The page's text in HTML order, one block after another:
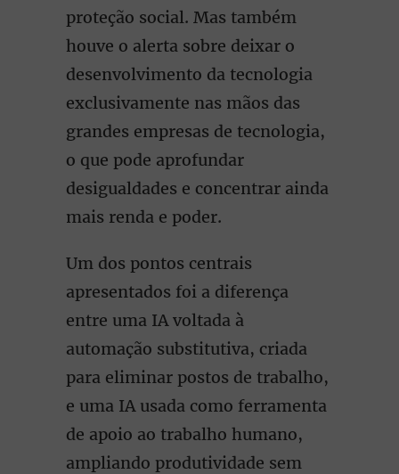
proteção social. Mas também
houve o alerta sobre deixar o
desenvolvimento da tecnologia
exclusivamente nas mãos das
grandes empresas de tecnologia,
o que pode aprofundar
desigualdades e concentrar ainda
mais renda e poder.
Um dos pontos centrais
apresentados foi a diferença
entre uma IA voltada à
automação substitutiva, criada
para eliminar postos de trabalho,
e uma IA usada como ferramenta
de apoio ao trabalho humano,
ampliando produtividade sem